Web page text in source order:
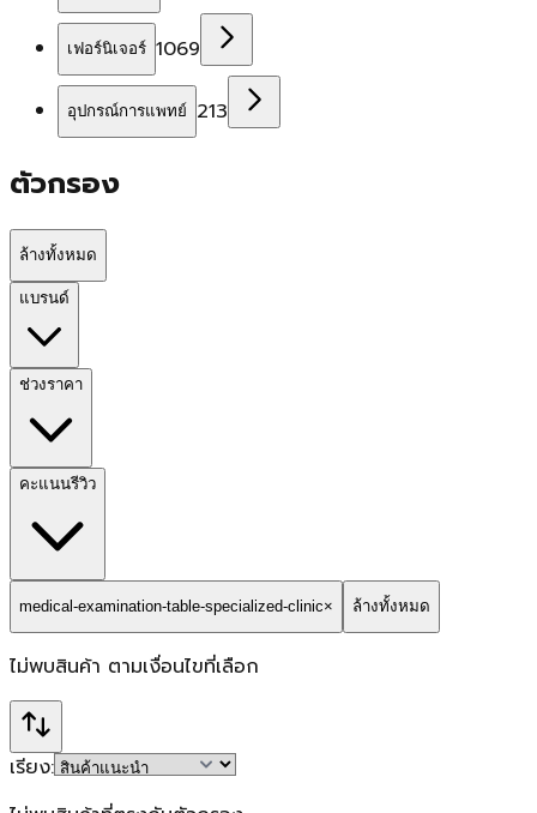
เฟอร์นิเจอร์ 1069
อุปกรณ์การแพทย์ 213
ตัวกรอง
ล้างทั้งหมด
แบรนด์
ช่วงราคา
คะแนนรีวิว
medical-examination-table-specialized-clinic× ล้างทั้งหมด
ไม่พบสินค้า ตามเงื่อนไขที่เลือก
เรียง: